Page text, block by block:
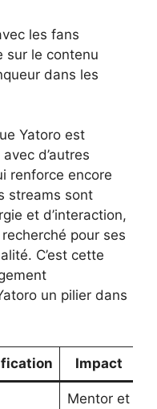
les fans
sur le contenu
dans les
Yatoro est
d’autres
renforce encore
streams sont
et d’interaction,
pour ses
C’est cette
un pilier dans
Impact
Mentor et